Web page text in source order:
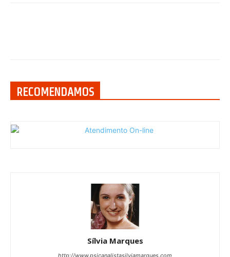
RECOMENDAMOS
Sílvia Marques
http://www.psicanalistasilviamarques.com